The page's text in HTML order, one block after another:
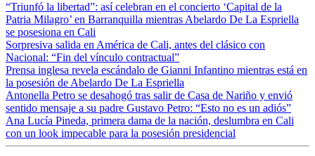
“Triunfó la libertad”: así celebran en el concierto ‘Capital de la
Patria Milagro’ en Barranquilla mientras Abelardo De La Espriella
se posesiona en Cali
Sorpresiva salida en América de Cali, antes del clásico con
Nacional: “Fin del vínculo contractual”
Prensa inglesa revela escándalo de Gianni Infantino mientras está en
la posesión de Abelardo De La Espriella
Antonella Petro se desahogó tras salir de Casa de Nariño y envió
sentido mensaje a su padre Gustavo Petro: “Esto no es un adiós”
Ana Lucía Pineda, primera dama de la nación, deslumbra en Cali
con un look impecable para la posesión presidencial